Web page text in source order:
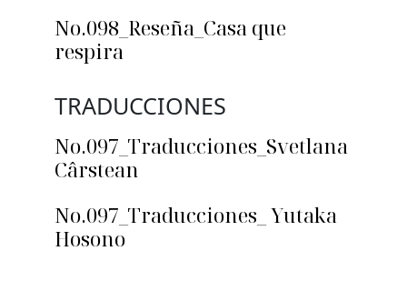
No.098_Reseña_Casa que
respira
TRADUCCIONES
No.097_Traducciones_Svetlana
Cârstean
No.097_Traducciones_ Yutaka
Hosono